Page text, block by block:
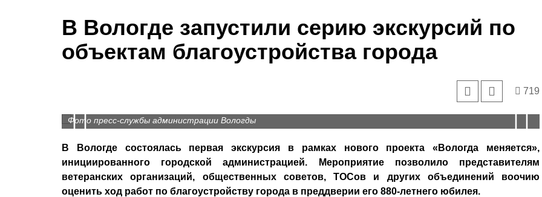
В Вологде запустили серию экскурсий по
объектам благоустройства города
719
Prev
Фото пресс-службы администрации Вологды
В Вологде состоялась первая экскурсия в рамках нового проекта «Вологда меняется»,
инициированного городской администрацией. Мероприятие позволило представителям
ветеранских организаций, общественных советов, ТОСов и других объединений воочию
оценить ход работ по благоустройству города в преддверии его 880-летнего юбилея.